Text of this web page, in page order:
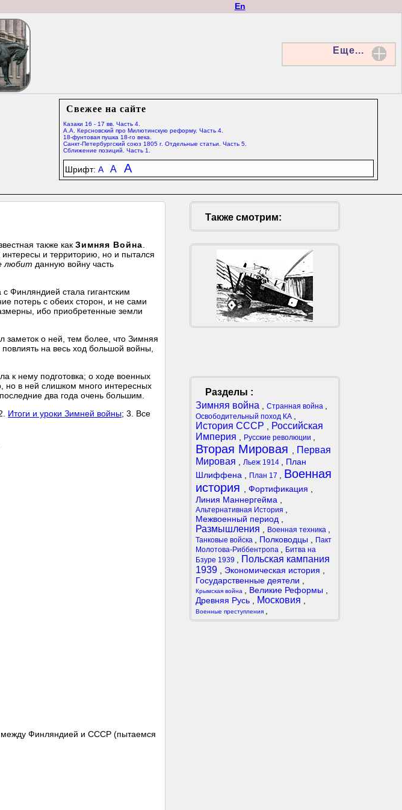
En
Еще...
Свежее на сайте
Казаки 16 - 17 вв. Часть 4.
А.А. Керсновский про Милютинскую реформу. Часть 4.
18-фунтовая пушка 18-го века.
Санкт-Петербургский союз 1805 г. Отдельные статьи. Часть 5.
Сближение позиций. Часть 1.
Шрифт:A A A
также какЗимняя Война
и территорию, но и пытался
любит данную войну часть
Финляндией стала гигантским
потерь с обеих сторон, и не сами
ибо приобретенные земли
заметок о ней, тем более, что Зимняя
на весь ход большой войны,
к нему подготовка; о ходе военных
но в ней слишком много интересных
два года очень большим.
Итоги и уроки Зимней войны; 3. Все
между Финляндией и СССР (пытаемся
Также смотрим:
Разделы :
Зимняя война
Странная война
Освободительный поход КА
История СССР
Российская
Империя
Русские революции
Вторая Мировая
Первая
Мировая
Льеж 1914
План
Шлиффена
План 17
Военная
история
Фортификация
Линия Маннергейма
Альтернативная История
Межвоенный период
Размышления Военная техника
Танковые войска Полководцы
Пакт
Молотова-Риббентропа
Битва на
Бзуре 1939
Польская кампания
1939
Экономическая история
Государственные деятели
Крымская война Великие Реформы
Древняя Русь
Московия
Военные преступления